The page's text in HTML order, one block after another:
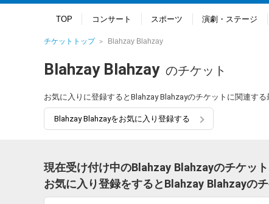
TOP コンサート スポーツ 演劇・ステージ
チケットトップ Blahzay Blahzay
Blahzay Blahzay のチケット
お気に入りに登録するとBlahzay Blahzayのチケットに関連す
Blahzay Blahzayをお気に入り登録する
現在受け付け中のBlahzay Blahzayのチケット
お気に入り登録をするとBlahzay Blahzayの